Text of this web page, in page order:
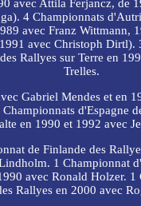
avec Attila Ferjancz, de
4 Championnats
avec Franz Wittmann,
avec Christoph Dirtl).
Rallyes sur Terre en
Trelles.
Gabriel Mendes et en
d'Espagne
en 1990 et 1992 avec
de Finlande des
1 Championnat
avec Ronald Holzer. 1
Rallyes en 2000 avec